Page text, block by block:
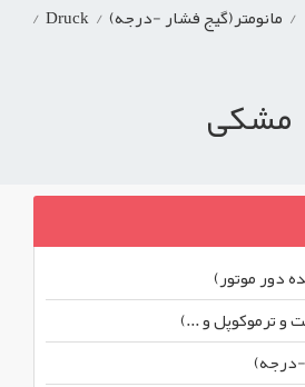
/ مانومتر(گیج فشار -درجه) /
Druck
/
مشکی
دور موتور)
و ترموکوپل و ...)
-درجه)